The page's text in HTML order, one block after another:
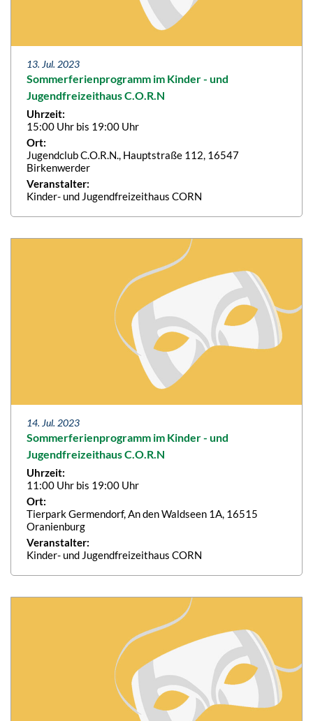
13. Jul. 2023
Sommerferienprogramm im Kinder - und
Jugendfreizeithaus C.O.R.N
Uhrzeit:
15:00 Uhr bis 19:00 Uhr
Ort:
Jugendclub C.O.R.N., Hauptstraße 112, 16547
Birkenwerder
Veranstalter:
Kinder- und Jugendfreizeithaus CORN
14. Jul. 2023
Sommerferienprogramm im Kinder - und
Jugendfreizeithaus C.O.R.N
Uhrzeit:
11:00 Uhr bis 19:00 Uhr
Ort:
Tierpark Germendorf, An den Waldseen 1A, 16515
Oranienburg
Veranstalter:
Kinder- und Jugendfreizeithaus CORN